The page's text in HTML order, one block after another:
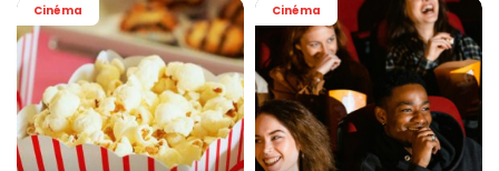
Cinéma Cinéma